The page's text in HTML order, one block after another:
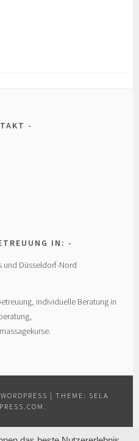
IN:
und Düsseldorf-Nord
individuelle Beratung in
| THEME: SELA
.